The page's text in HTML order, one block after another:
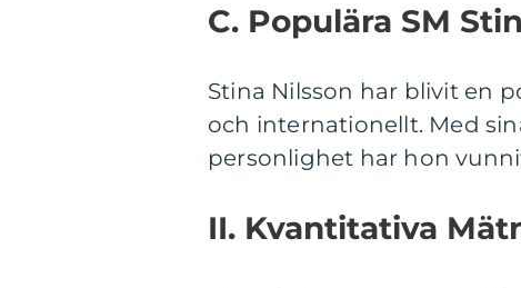
C. Populära SM
Stina Nilsson har blivit en
och internationellt. Med
personlighet har hon
II. Kvantitativa